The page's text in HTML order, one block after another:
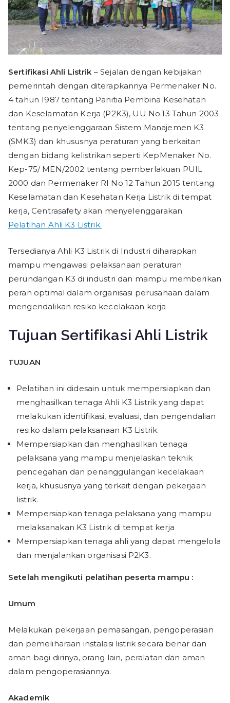
Sertifikasi Ahli Listrik – Sejalan dengan kebijakan
pemerintah dengan diterapkannya Permenaker No.
4 tahun 1987 tentang Panitia Pembina Kesehatan
dan Keselamatan Kerja (P2K3), UU No.13 Tahun 2003
tentang penyelenggaraan Sistem Manajemen K3
(SMK3) dan khususnya peraturan yang berkaitan
dengan bidang kelistrikan seperti KepMenaker No.
Kep-75/ MEN/2002 tentang pemberlakuan PUIL
2000 dan Permenaker RI No 12 Tahun 2015 tentang
Keselamatan dan Kesehatan Kerja Listrik di tempat
kerja, Centrasafety akan menyelenggarakan
Pelatihan Ahli K3 Listrik.
Tersedianya Ahli K3 Listrik di Industri diharapkan
mampu mengawasi pelaksanaan peraturan
perundangan K3 di industri dan mampu memberikan
peran optimal dalam organisasi perusahaan dalam
mengendalikan resiko kecelakaan kerja
Tujuan Sertifikasi Ahli Listrik
TUJUAN
Pelatihan ini didesain untuk mempersiapkan dan
menghasilkan tenaga Ahli K3 Listrik yang dapat
melakukan identifikasi, evaluasi, dan pengendalian
resiko dalam pelaksanaan K3 Listrik.
Mempersiapkan dan menghasilkan tenaga
pelaksana yang mampu menjelaskan teknik
pencegahan dan penanggulangan kecelakaan
kerja, khususnya yang terkait dengan pekerjaan
listrik.
Mempersiapkan tenaga pelaksana yang mampu
melaksanakan K3 Listrik di tempat kerja
Mempersiapkan tenaga ahli yang dapat mengelola
dan menjalankan organisasi P2K3.
Setelah mengikuti pelatihan peserta mampu :
Umum
Melakukan pekerjaan pemasangan, pengoperasian
dan pemeliharaan instalasi listrik secara benar dan
aman bagi dirinya, orang lain, peralatan dan aman
dalam pengoperasiannya.
Akademik